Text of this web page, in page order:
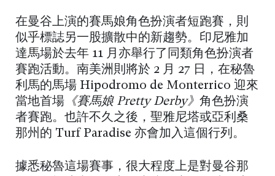
在曼谷上演的賽馬娘角色扮演者短跑賽，則
似乎標誌另一股擴散中的新趨勢。印尼雅加
達馬場於去年 11 月亦舉行了同類角色扮演者
賽跑活動。南美洲則將於 2 月 27 日，在秘魯
利馬的馬場 Hipódromo de Monterrico 迎來
當地首場 《賽馬娘 Pretty Derby》 角色扮演
者賽跑。也許不久之後，聖雅尼塔或亞利桑
那州的 Turf Paradise 亦會加入這個行列。
據悉秘魯這場賽事，很大程度上是對曼谷那